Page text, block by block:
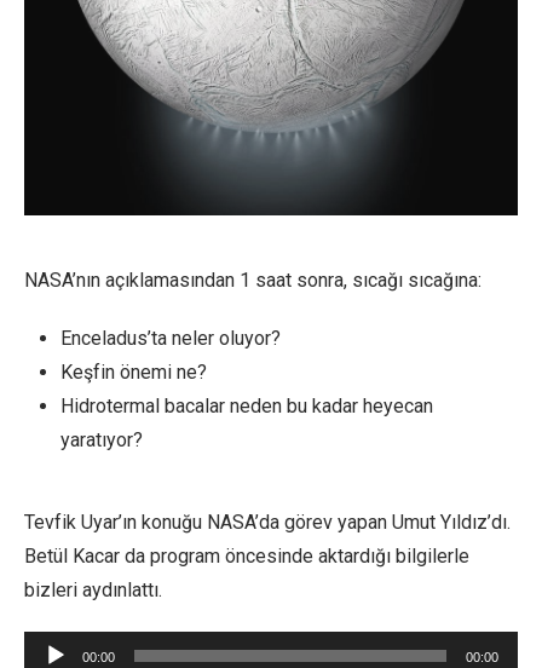
NASA’nın açıklamasından 1 saat sonra, sıcağı sıcağına:
Enceladus’ta neler oluyor?
Keşfin önemi ne?
Hidrotermal bacalar neden bu kadar heyecan
yaratıyor?
Tevfik Uyar’ın konuğu NASA’da görev yapan Umut Yıldız’dı.
Betül Kacar da program öncesinde aktardığı bilgilerle
bizleri aydınlattı.
Ses
00:00 00:00